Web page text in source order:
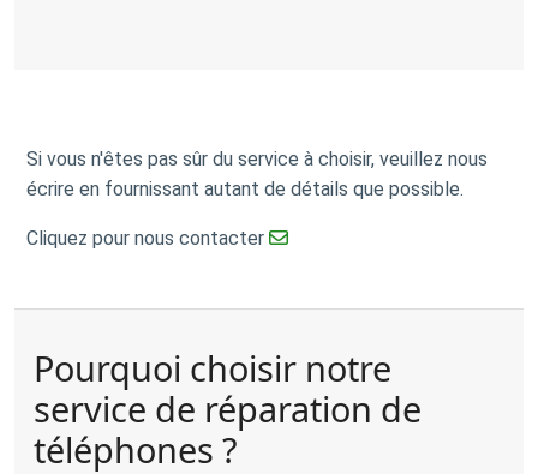
Si vous n'êtes pas sûr du service à choisir, veuillez nous
écrire en fournissant autant de détails que possible.
Cliquez pour nous contacter
Pourquoi choisir notre
service de réparation de
téléphones ?